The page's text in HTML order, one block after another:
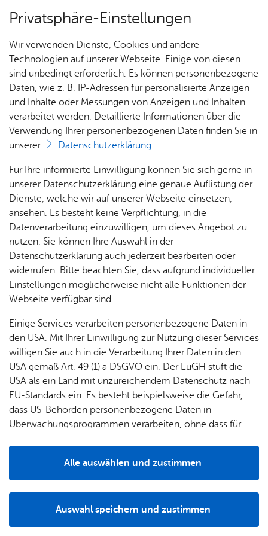
Heute
7 Tage
Ter­min spei­chern
Ver­an­stal­tung dru­cken
Vor­le­sen
Kunst­ver­ein Fried­richs­ha­fen:
TRIG­GER WARNING Alina
Kleyt­man
Frei­tag, 03. Juli 2026 –Sonn­tag, 30. Au­gust 2026
Alina Kleyt­man: Close Your Eyes and Open Your Mouth, 2026 (Foto: Cour­te­sy
Einzelausstellung der ukrainischen Künstlerin Alina
Privatsphäre-Einstellungen
Wir verwenden Dienste, Cookies und andere
Technologien auf unserer Webseite. Einige von diesen
sind unbedingt erforderlich. Es können personenbezogene
Daten, wie z. B. IP-Adressen für personalisierte Anzeigen
und Inhalte oder Messungen von Anzeigen und Inhalten
verarbeitet werden. Detaillierte Informationen über die
Verwendung Ihrer personenbezogenen Daten finden Sie in
unserer
Datenschutzerklärung.
Für Ihre informierte Einwilligung können Sie sich gerne in
unserer Datenschutzerklärung eine genaue Auflistung der
Dienste, welche wir auf unserer Webseite einsetzen,
ansehen. Es besteht keine Verpflichtung, in die
Datenverarbeitung einzuwilligen, um dieses Angebot zu
nutzen. Sie können Ihre Auswahl in der
Datenschutzerklärung auch jederzeit bearbeiten oder
widerrufen. Bitte beachten Sie, dass aufgrund individueller
Einstellungen möglicherweise nicht alle Funktionen der
Webseite verfügbar sind.
Einige Services verarbeiten personenbezogene Daten in
den USA. Mit Ihrer Einwilligung zur Nutzung dieser Services
willigen Sie auch in die Verarbeitung Ihrer Daten in den
USA gemäß Art. 49 (1) a DSGVO ein. Der EuGH stuft die
USA als ein Land mit unzureichendem Datenschutz nach
EU-Standards ein. Es besteht beispielsweise die Gefahr,
dass US-Behörden personenbezogene Daten in
Überwachungsprogrammen verarbeiten, ohne dass für
Auswahl speichern und zustimmen
Alle auswählen und zustimmen